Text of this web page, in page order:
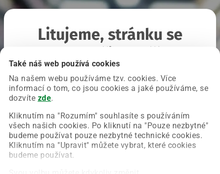
Také náš web používá cookies
Na našem webu používáme tzv. cookies. Více
informací o tom, co jsou cookies a jaké používáme, se
dozvíte zde.
Kliknutím na "Rozumím" souhlasíte s používáním
všech našich cookies. Po kliknutí na "Pouze nezbytné"
budeme používat pouze nezbytné technické cookies.
Kliknutím na "Upravit" můžete vybrat, které cookies
budeme používat.
Litujeme, stránku se
Chyba nastala na naší straně a už ji opravujeme.
Zkuste prosím znovu načíst požadovanou stránku.
Obnovit stránku Úvodní strana